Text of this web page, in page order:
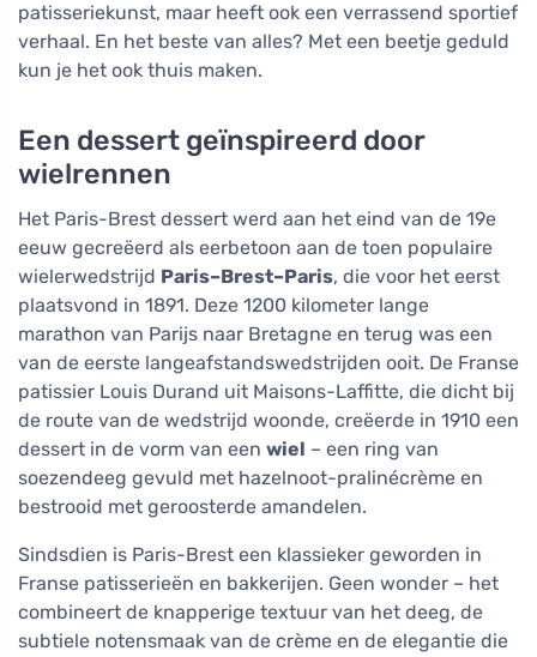
patisseriekunst, maar heeft ook een verrassend sportief
verhaal. En het beste van alles? Met een beetje geduld
kun je het ook thuis maken.
Een dessert geïnspireerd door
wielrennen
Het Paris-Brest dessert werd aan het eind van de 19e
eeuw gecreëerd als eerbetoon aan de toen populaire
wielerwedstrijd Paris–Brest–Paris, die voor het eerst
plaatsvond in 1891. Deze 1200 kilometer lange
marathon van Parijs naar Bretagne en terug was een
van de eerste langeafstandswedstrijden ooit. De Franse
patissier Louis Durand uit Maisons-Laffitte, die dicht bij
de route van de wedstrijd woonde, creëerde in 1910 een
dessert in de vorm van een wiel – een ring van
soezendeeg gevuld met hazelnoot-pralinécrème en
bestrooid met geroosterde amandelen.
Sindsdien is Paris-Brest een klassieker geworden in
Franse patisserieën en bakkerijen. Geen wonder – het
combineert de knapperige textuur van het deeg, de
subtiele notensmaak van de crème en de elegantie die